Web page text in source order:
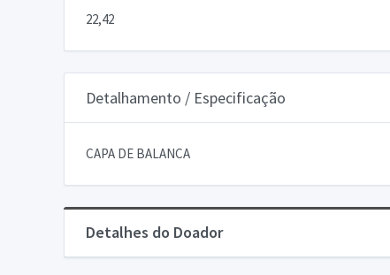
22,42
Detalhamento / Especificação
CAPA DE BALANCA
Detalhes do Doador